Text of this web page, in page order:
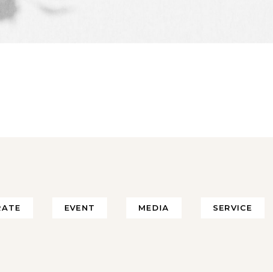
EVENT MEDIA SERVICE